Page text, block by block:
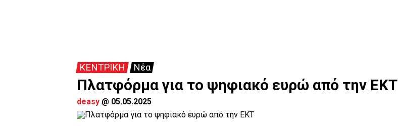
ΚΕΝΤΡΙΚΗ Νέα
Πλατφόρμα για το ψηφιακό ευρώ από την ΕΚΤ
deasy @ 05.05.2025